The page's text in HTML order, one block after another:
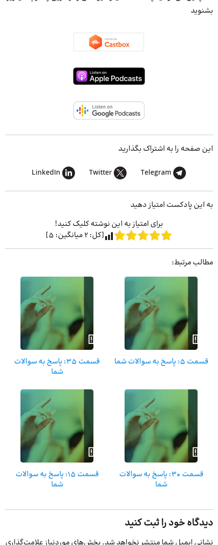
بشنوید
این صفحه را به اشتراک بگذارید
Telegram
Twitter
LinkedIn
به این پادکست امتیاز دهید
برای امتیاز به این نوشته کلیک کنید!
[کل: 2میانگین: 5
]
مطالب مرتبط:
قسمت 5: پاسخ به سوالات شما
قسمت 35: پاسخ به سوالات
شما
قسمت 30: پاسخ به سوالات
شما
قسمت 15: پاسخ به سوالات
شما
دیدگاه خود را ثبت کنید
نشانی ایمیل شما منتشر نخواهد شد. بخش‌های موردنیاز علامت‌گذاری